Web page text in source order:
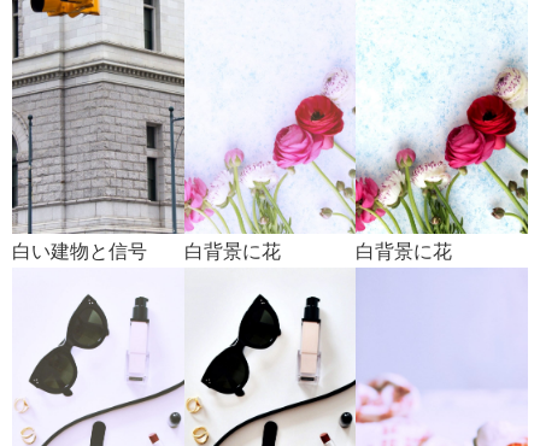
白い建物と信号 白背景に花 白背景に花